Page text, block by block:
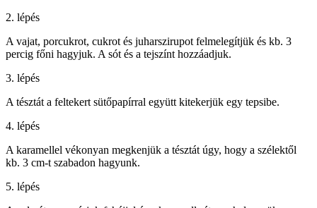
2. lépés
A vajat, porcukrot, cukrot és juharszirupot felmelegítjük és kb. 3
percig főni hagyjuk. A sót és a tejszínt hozzáadjuk.
3. lépés
A tésztát a feltekert sütőpapírral együtt kitekerjük egy tepsibe.
4. lépés
A karamellel vékonyan megkenjük a tésztát úgy, hogy a szélektől
kb. 3 cm-t szabadon hagyunk.
5. lépés